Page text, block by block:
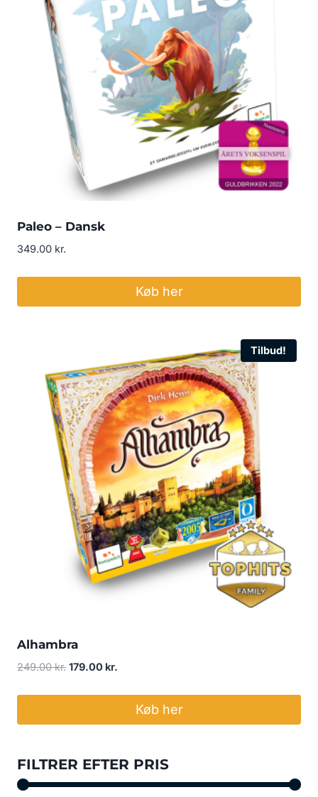
Paleo – Dansk
349.00 kr.
Køb her
Tilbud!
Alhambra
249.00kr. Den
pris
179.00 kr.
pris
Køb her
FILTRER EFTER PRIS